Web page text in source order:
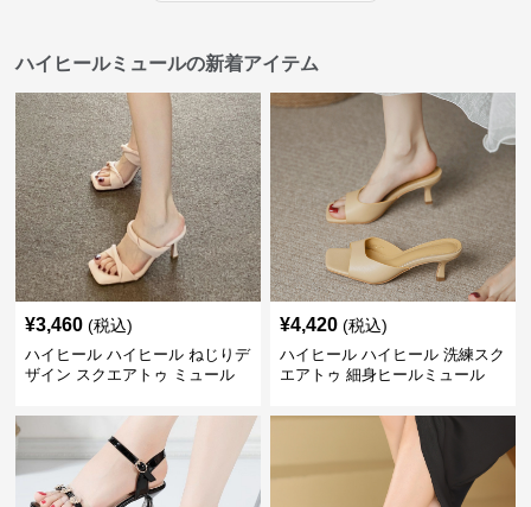
ハイヒールミュールの新着アイテム
¥3,460 (税込)
ハイヒール ハイヒール ねじりデ
ザイン スクエアトゥ ミュール
¥4,420 (税込)
ハイヒール ハイヒール 洗練スク
エアトゥ 細身ヒールミュール